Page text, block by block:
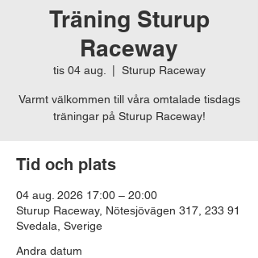
Träning Sturup
Raceway
tis 04 aug. Sturup Raceway
Varmt välkommen till våra omtalade tisdags
träningar på Sturup Raceway!
Tid och plats
04 aug. 2026 17:00 – 20:00
Sturup Raceway, Nötesjövägen 317, 233 91
Svedala, Sverige
Andra datum